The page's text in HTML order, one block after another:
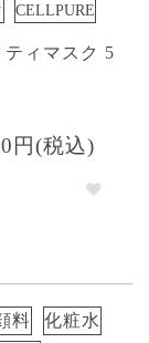
CELLPURE
ティマスク 5
円(税込)
料
化粧水